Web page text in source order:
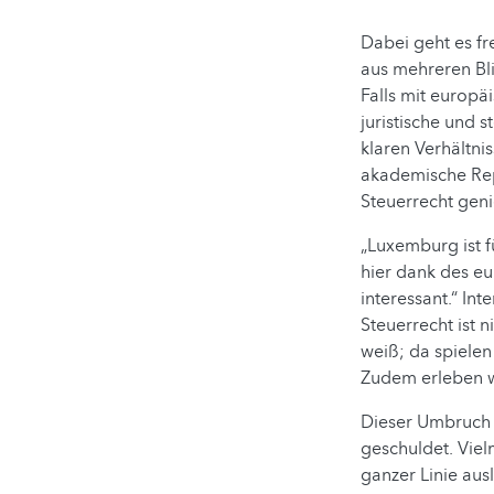
Dabei geht es
aus mehreren
Falls mit
juristische und
klaren
akademische
Steuerrecht
„Luxemburg ist
hier dank des
interessant.“
Steuerrecht ist
weiß; da
Zudem erleben
Dieser
geschuldet.
ganzer Linie